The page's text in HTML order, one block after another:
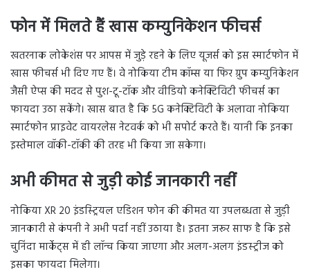
फोन में मिलते हैं खास कम्युनिकेशन फीचर्स
खतरनाक लोकेशंस पर आपस में जुड़े रहने के लिए यूजर्स को इस स्मार्टफोन में
खास फीचर्स भी दिए गए हैं। वे नोकिया टीम कॉम्स या फिर ग्रुप कम्युनिकेशन
जैसी ऐप्स की मदद से पुश-टू-टॉक और वीडियो कनेक्टिविटी फीचर्स का
फायदा उठा सकेंगे। खास बात है कि 5G कनेक्टिविटी के अलावा नोकिया
स्मार्टफोन प्राइवेट वायरलेस नेटवर्क को भी सपोर्ट करते हैं। यानी कि इनका
इस्तेमाल वॉकी-टॉकी की तरह भी किया जा सकेगा।
अभी कीमत से जुड़ी कोई जानकारी नहीं
नोकिया XR 20 इंडस्ट्रियल एडिशन फोन की कीमत या उपलब्धता से जुड़ी
जानकारी से कंपनी ने अभी पर्दा नहीं उठाया है। इतना जरूर साफ है कि इसे
चुनिंदा मार्केट्स में ही लॉन्च किया जाएगा और अलग-अलग इंडस्ट्रीज को
इसका फायदा मिलेगा।